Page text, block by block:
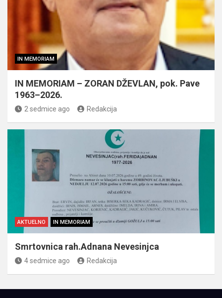
IN MEMORIAM
IN MEMORIAM – ZORAN DŽEVLAN, pok. Pave
1963–2026.
2 sedmice ago Redakcija
AKTUELNO IN MEMORIAM
Smrtovnica rah.Adnana Nevesinjca
4 sedmice ago Redakcija